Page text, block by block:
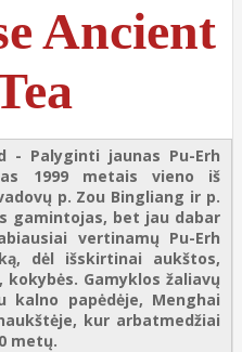
Ancient
- Palyginti jaunas Pu-Erh
1999 metais vieno iš
p. Zou Bingliang ir p.
gamintojas, bet jau dabar
vertinamų Pu-Erh
dėl išskirtinai aukštos,
Gamyklos žaliavų
kalno papėdėje, Menghai
kur arbatmedžiai
metų.